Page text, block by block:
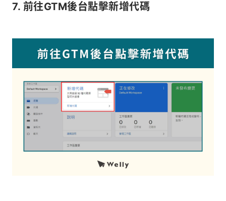
7. 前往GTM後台點擊新增代碼